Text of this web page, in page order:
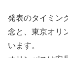
発表のタイミン
念と、東京オリ
います。